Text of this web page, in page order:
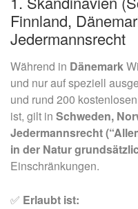
Finnland,
Jedermannsrecht
Während in Dänemark
und nur auf speziell
und rund 200
ist, gilt in Schweden,
Jedermannsrecht
in der Natur
Einschränkungen.
✅ Erlaubt ist: